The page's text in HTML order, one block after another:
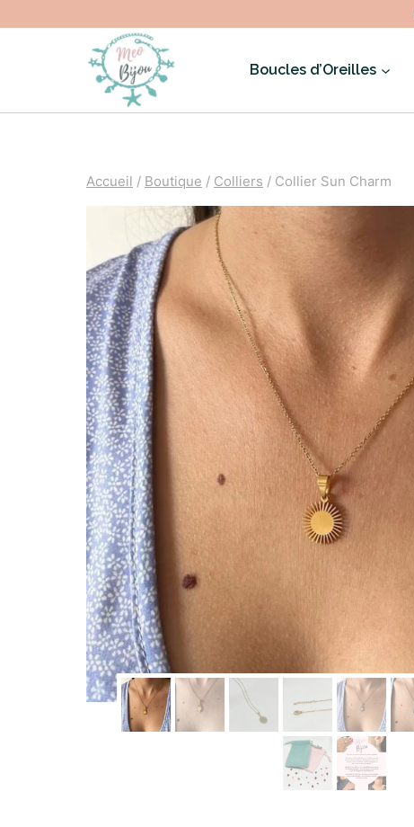
Boucles d’Oreilles
Accueil / Boutique / Colliers / Collier Sun Charm